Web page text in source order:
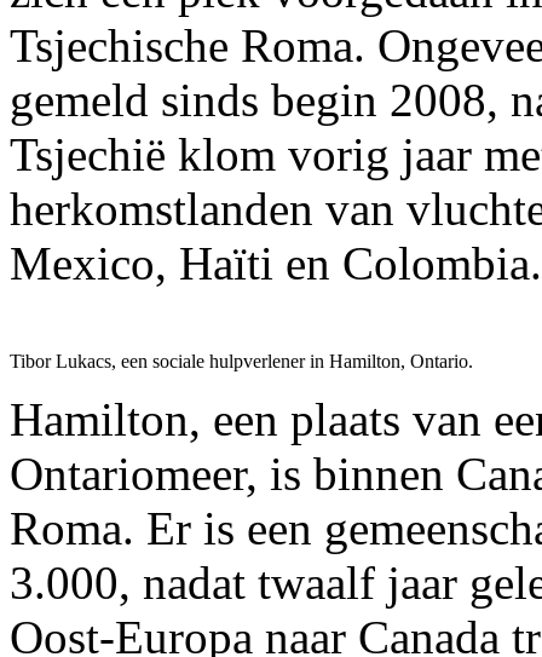
Tsjechische Roma.
gemeld sinds begin 2008,
Tsjechië klom vorig jaar
herkomstlanden van
Mexico, Haïti en Colombia.
Tibor Lukacs, een sociale hulpverlener in Hamilton, Ontario.
Hamilton, een plaats van
Ontariomeer, is binnen
Roma. Er is een
3.000, nadat twaalf jaar
Oost-Europa naar Canada